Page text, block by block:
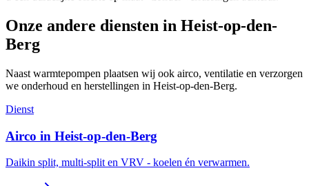
Onze andere diensten in Heist-op-den-
Berg
Naast warmtepompen plaatsen wij ook airco, ventilatie en verzorgen
we onderhoud en herstellingen in Heist-op-den-Berg.
Dienst
Airco in Heist-op-den-Berg
Daikin split, multi-split en VRV - koelen én verwarmen.